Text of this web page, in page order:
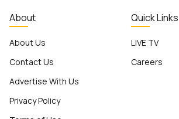
About
About Us
Contact Us
Advertise With Us
Privacy Policy
Quick Links
LIVE TV
Careers